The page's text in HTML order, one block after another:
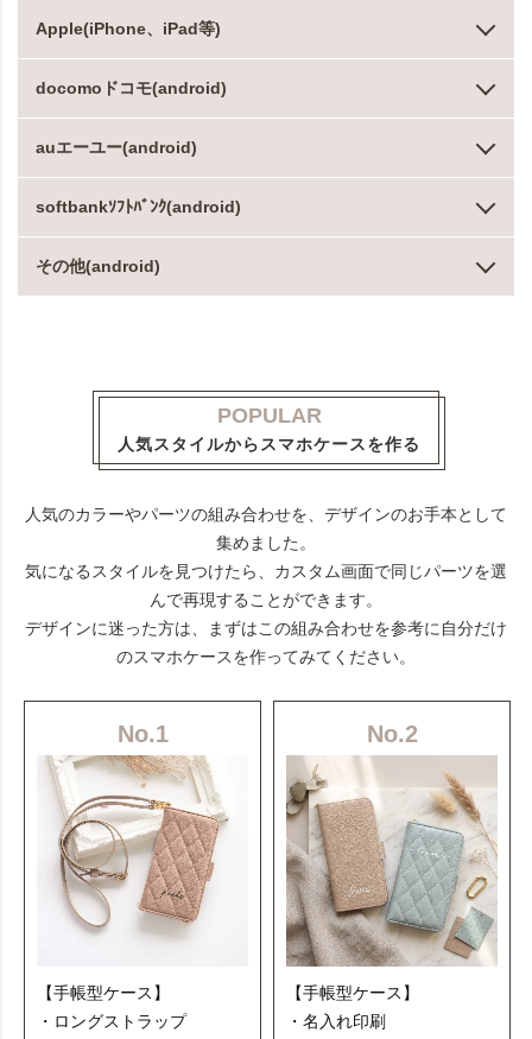
Apple(iPhone、iPad等)
docomoドコモ(android)
auエーユー(android)
softbankｿﾌﾄﾊﾞﾝｸ(android)
その他(android)
POPULAR
人気スタイルからスマホケースを作る
人気のカラーやパーツの組み合わせを、デザインのお手本として
集めました。
気になるスタイルを見つけたら、カスタム画面で同じパーツを選
んで再現することができます。
デザインに迷った方は、まずはこの組み合わせを参考に自分だけ
のスマホケースを作ってみてください。
No.1
【手帳型ケース】
・ロングストラップ
No.2
【手帳型ケース】
・名入れ印刷